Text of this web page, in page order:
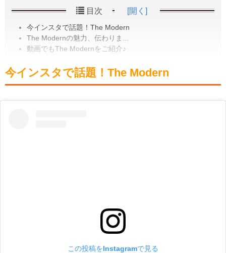
目次 [開く]
今インスタで話題！The Modern
The Modernの魅力、伝わりま...
動画でもThe Modernをご紹介♪
今インスタで話題！The Modern
この投稿をInstagramで見る